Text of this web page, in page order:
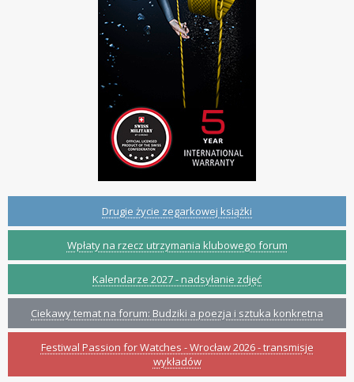
Drugie życie zegarkowej książki
Wpłaty na rzecz utrzymania klubowego forum
Kalendarze 2027 - nadsyłanie zdjęć
Ciekawy temat na forum: Budziki a poezja i sztuka konkretna
Festiwal Passion for Watches - Wrocław 2026 - transmisje
wykładów